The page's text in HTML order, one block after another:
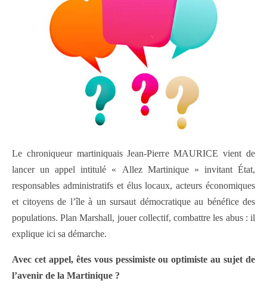
Le chroniqueur martiniquais Jean-Pierre MAURICE vient de
lancer un appel intitulé « Allez Martinique » invitant État,
responsables administratifs et élus locaux, acteurs économiques
et citoyens de l’île à un sursaut démocratique au bénéfice des
populations. Plan Marshall, jouer collectif, combattre les abus : il
explique ici sa démarche.
Avec cet appel, êtes vous pessimiste ou optimiste au sujet de
l’avenir de la Martinique ?